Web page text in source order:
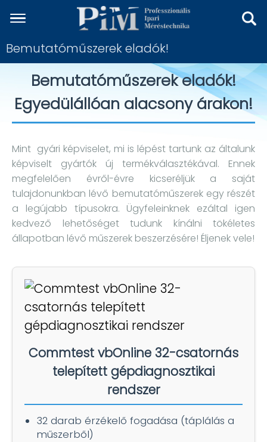
Bemutatóműszerek eladók!
Bemutatóműszerek eladók!
Egyedülállóan alacsony árakon!
Mint gyári képviselet, mi is lépést tartunk az általunk
képviselt gyártók új termékválasztékával. Ennek
megfelelően évről-évre kicseréljük a saját
tulajdonunkban lévő bemutatóműszerek egy részét
a legújabb típusokra. Ügyfeleinknek ezáltal igen
kedvező lehetőséget tudunk kínálni tökéletes
állapotban lévő műszerek beszerzésére! Éljenek vele!
Commtest vbOnline 32-csatornás
telepített gépdiagnosztikai
rendszer
32 darab érzékelő fogadása (táplálás a
műszerből)